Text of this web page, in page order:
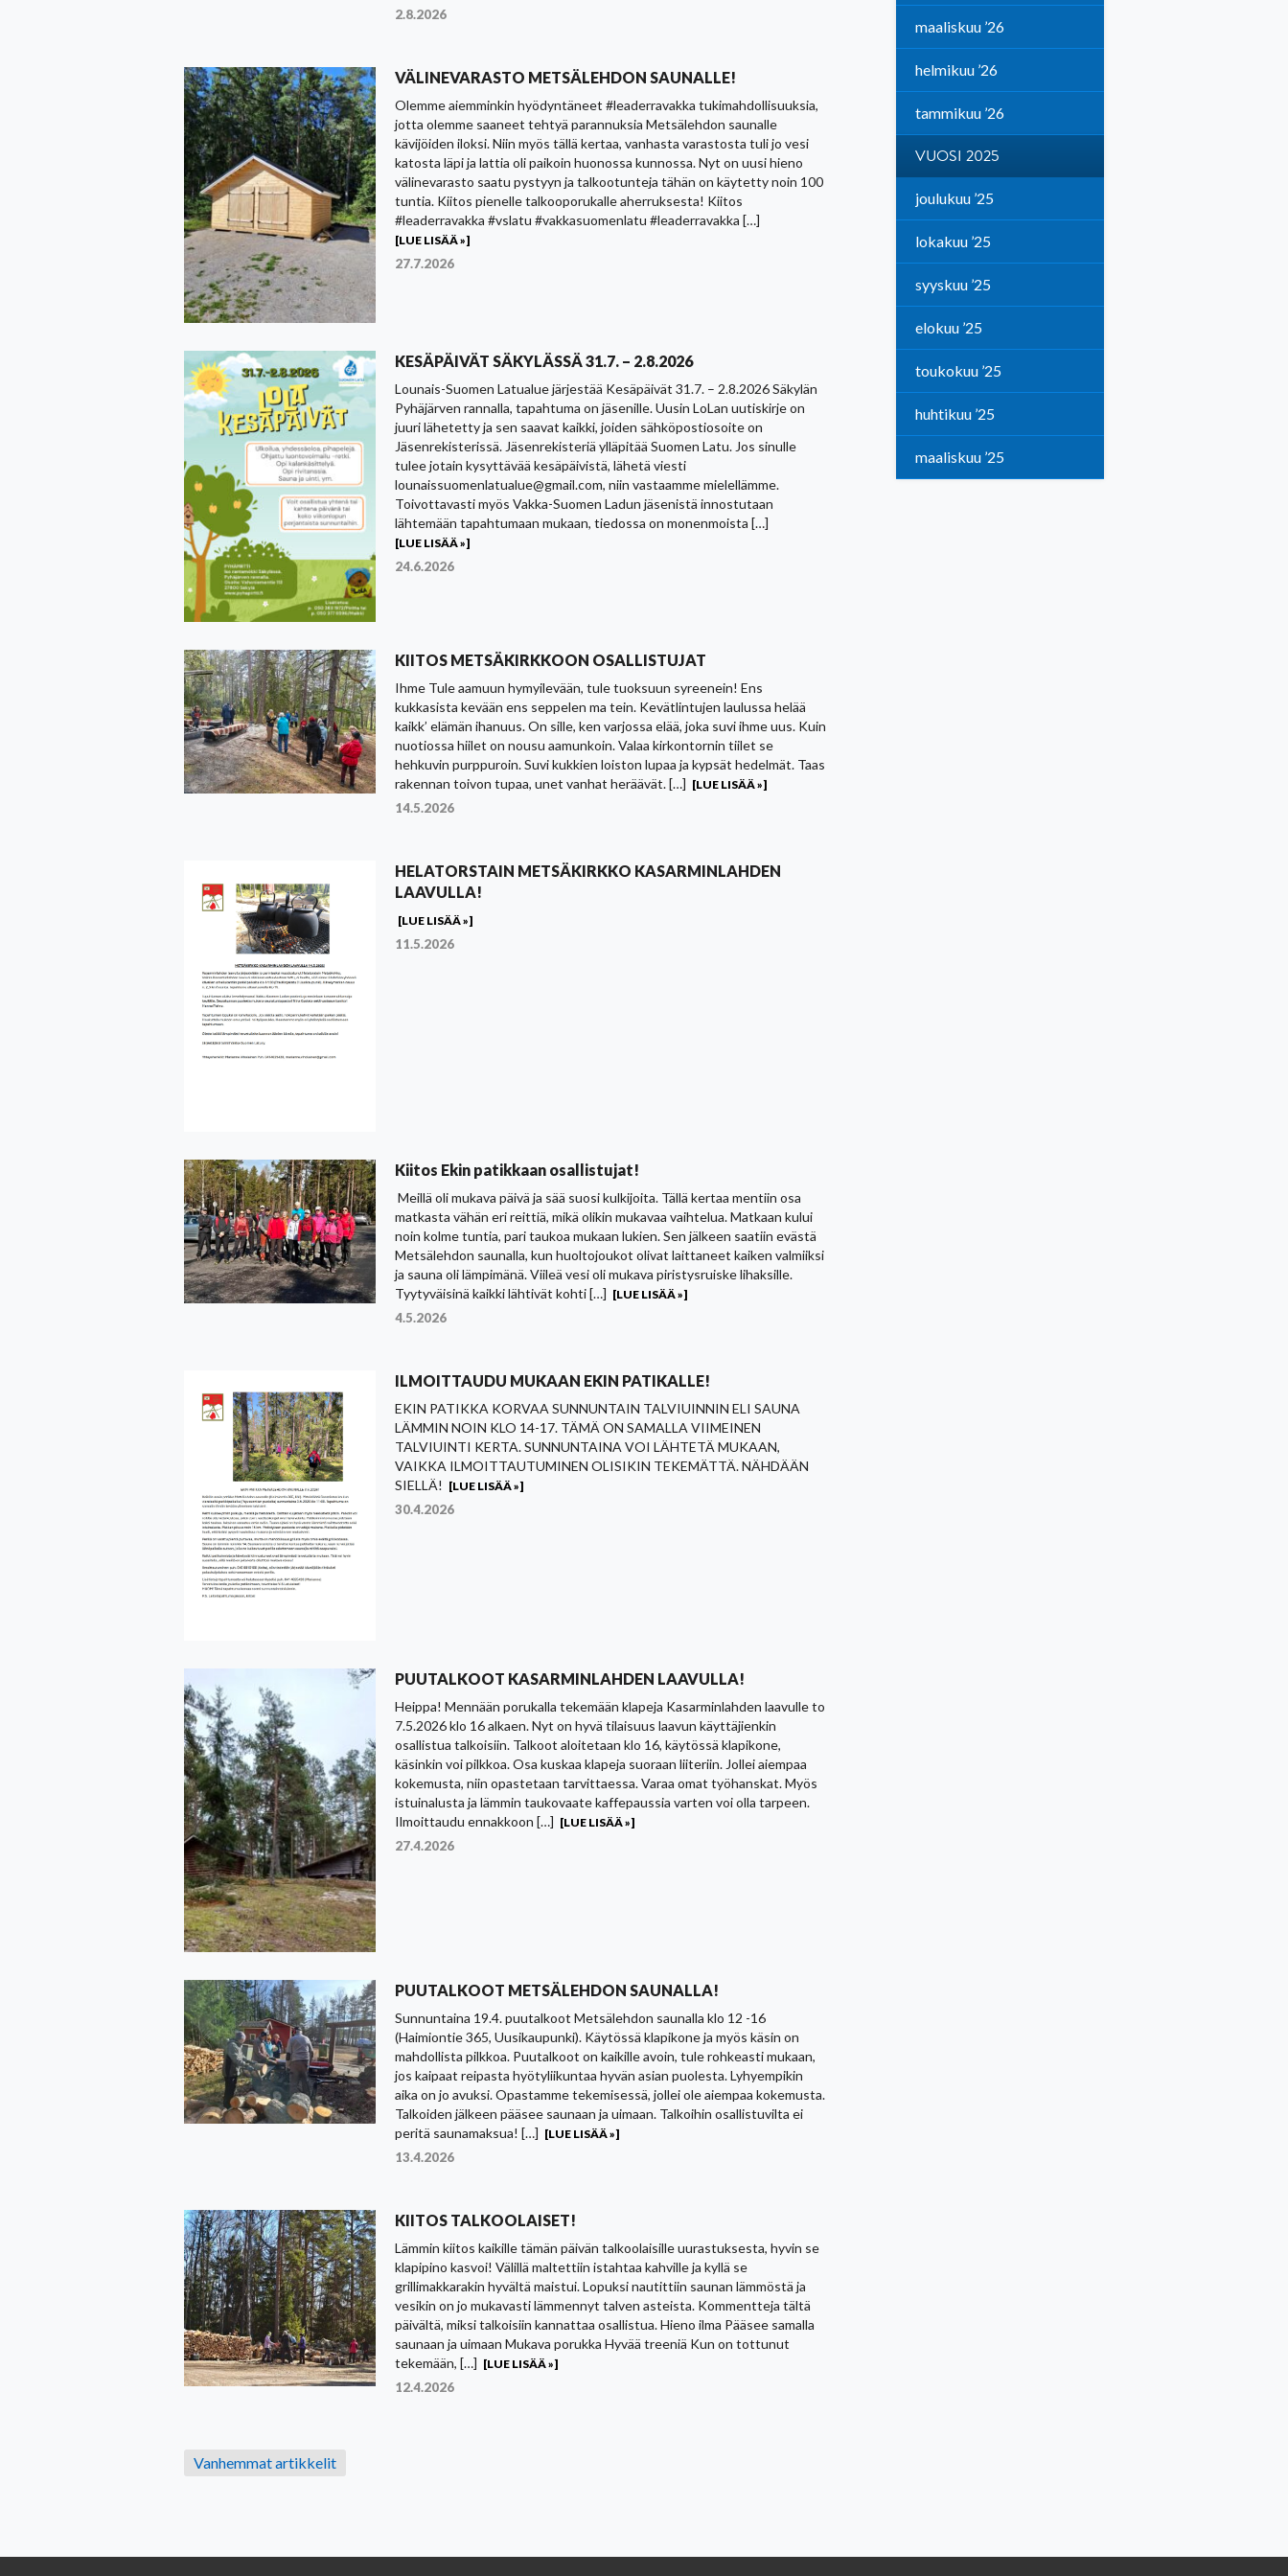
2.8.2026
VÄLINEVARASTO METSÄLEHDON SAUNALLE!
Olemme aiemminkin hyödyntäneet #leaderravakka tukimahdollisuuksia,
jotta olemme saaneet tehtyä parannuksia Metsälehdon saunalle
kävijöiden iloksi. Niin myös tällä kertaa, vanhasta varastosta tuli jo vesi
katosta läpi ja lattia oli paikoin huonossa kunnossa. Nyt on uusi hieno
välinevarasto saatu pystyyn ja talkootunteja tähän on käytetty noin 100
tuntia. Kiitos pienelle talkooporukalle aherruksesta! Kiitos
#leaderravakka #vslatu #vakkasuomenlatu #leaderravakka […]
[LUE LISÄÄ »]
27.7.2026
KESÄPÄIVÄT SÄKYLÄSSÄ 31.7. – 2.8.2026
Lounais-Suomen Latualue järjestää Kesäpäivät 31.7. – 2.8.2026 Säkylän
Pyhäjärven rannalla, tapahtuma on jäsenille. Uusin LoLan uutiskirje on
juuri lähetetty ja sen saavat kaikki, joiden sähköpostiosoite on
Jäsenrekisterissä. Jäsenrekisteriä ylläpitää Suomen Latu. Jos sinulle
tulee jotain kysyttävää kesäpäivistä, lähetä viesti
lounaissuomenlatualue@gmail.com, niin vastaamme mielellämme.
Toivottavasti myös Vakka-Suomen Ladun jäsenistä innostutaan
lähtemään tapahtumaan mukaan, tiedossa on monenmoista […]
[LUE LISÄÄ »]
24.6.2026
KIITOS METSÄKIRKKOON OSALLISTUJAT
Ihme Tule aamuun hymyilevään, tule tuoksuun syreenein! Ens
kukkasista kevään ens seppelen ma tein. Kevätlintujen laulussa helää
kaikk’ elämän ihanuus. On sille, ken varjossa elää, joka suvi ihme uus. Kuin
nuotiossa hiilet on nousu aamunkoin. Valaa kirkontornin tiilet se
hehkuvin purppuroin. Suvi kukkien loiston lupaa ja kypsät hedelmät. Taas
rakennan toivon tupaa, unet vanhat heräävät. […] [LUE LISÄÄ »]
14.5.2026
HELATORSTAIN METSÄKIRKKO KASARMINLAHDEN
LAAVULLA!
[LUE LISÄÄ »]
11.5.2026
Kiitos Ekin patikkaan osallistujat!
Meillä oli mukava päivä ja sää suosi kulkijoita. Tällä kertaa mentiin osa
matkasta vähän eri reittiä, mikä olikin mukavaa vaihtelua. Matkaan kului
noin kolme tuntia, pari taukoa mukaan lukien. Sen jälkeen saatiin evästä
Metsälehdon saunalla, kun huoltojoukot olivat laittaneet kaiken valmiiksi
ja sauna oli lämpimänä. Viileä vesi oli mukava piristysruiske lihaksille.
Tyytyväisinä kaikki lähtivät kohti […] [LUE LISÄÄ »]
4.5.2026
ILMOITTAUDU MUKAAN EKIN PATIKALLE!
EKIN PATIKKA KORVAA SUNNUNTAIN TALVIUINNIN ELI SAUNA
LÄMMIN NOIN KLO 14-17. TÄMÄ ON SAMALLA VIIMEINEN
TALVIUINTI KERTA. SUNNUNTAINA VOI LÄHTETÄ MUKAAN,
VAIKKA ILMOITTAUTUMINEN OLISIKIN TEKEMÄTTÄ. NÄHDÄÄN
SIELLÄ! [LUE LISÄÄ »]
30.4.2026
PUUTALKOOT KASARMINLAHDEN LAAVULLA!
Heippa! Mennään porukalla tekemään klapeja Kasarminlahden laavulle to
7.5.2026 klo 16 alkaen. Nyt on hyvä tilaisuus laavun käyttäjienkin
osallistua talkoisiin. Talkoot aloitetaan klo 16, käytössä klapikone,
käsinkin voi pilkkoa. Osa kuskaa klapeja suoraan liiteriin. Jollei aiempaa
kokemusta, niin opastetaan tarvittaessa. Varaa omat työhanskat. Myös
istuinalusta ja lämmin taukovaate kaffepaussia varten voi olla tarpeen.
Ilmoittaudu ennakkoon […] [LUE LISÄÄ »]
27.4.2026
PUUTALKOOT METSÄLEHDON SAUNALLA!
Sunnuntaina 19.4. puutalkoot Metsälehdon saunalla klo 12 -16
(Haimiontie 365, Uusikaupunki). Käytössä klapikone ja myös käsin on
mahdollista pilkkoa. Puutalkoot on kaikille avoin, tule rohkeasti mukaan,
jos kaipaat reipasta hyötyliikuntaa hyvän asian puolesta. Lyhyempikin
aika on jo avuksi. Opastamme tekemisessä, jollei ole aiempaa kokemusta.
Talkoiden jälkeen pääsee saunaan ja uimaan. Talkoihin osallistuvilta ei
peritä saunamaksua! […] [LUE LISÄÄ »]
13.4.2026
KIITOS TALKOOLAISET!
Lämmin kiitos kaikille tämän päivän talkoolaisille uurastuksesta, hyvin se
klapipino kasvoi! Välillä maltettiin istahtaa kahville ja kyllä se
grillimakkarakin hyvältä maistui. Lopuksi nautittiin saunan lämmöstä ja
vesikin on jo mukavasti lämmennyt talven asteista. Kommentteja tältä
päivältä, miksi talkoisiin kannattaa osallistua. Hieno ilma Pääsee samalla
saunaan ja uimaan Mukava porukka Hyvää treeniä Kun on tottunut
tekemään, […] [LUE LISÄÄ »]
12.4.2026
Artikkelien
selaus
Vanhemmat artikkelit
maaliskuu ’26
helmikuu ’26
tammikuu ’26
VUOSI 2025
joulukuu ’25
lokakuu ’25
syyskuu ’25
elokuu ’25
toukokuu ’25
huhtikuu ’25
maaliskuu ’25